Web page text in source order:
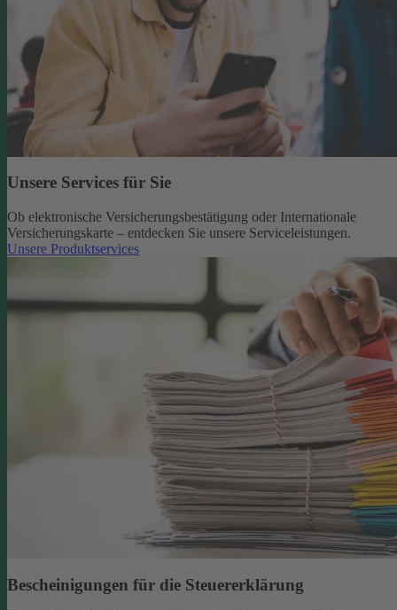
Unsere Services für Sie
Ob elektronische Versicherungsbestätigung oder Internationale
Versicherungskarte – entdecken Sie unsere Serviceleistungen.
Unsere Produktservices
Bescheinigungen für die Steuererklärung